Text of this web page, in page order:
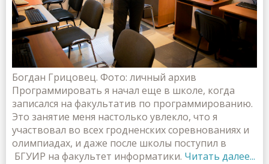
Богдан Грицовец. Фото: личный архив
Программировать я начал еще в школе, когда
записался на факультатив по программированию.
Это занятие меня настолько увлекло, что я
участвовал во всех гродненских соревнованиях и
олимпиадах, и даже после школы поступил в
БГУИР на факультет информатики. Читать далее...